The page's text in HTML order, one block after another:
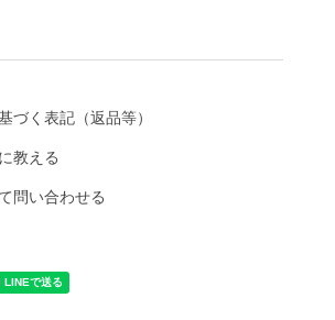
づく表記（返品等）
教える
問い合わせる